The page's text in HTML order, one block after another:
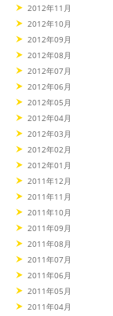
2012年11月
2012年10月
2012年09月
2012年08月
2012年07月
2012年06月
2012年05月
2012年04月
2012年03月
2012年02月
2012年01月
2011年12月
2011年11月
2011年10月
2011年09月
2011年08月
2011年07月
2011年06月
2011年05月
2011年04月